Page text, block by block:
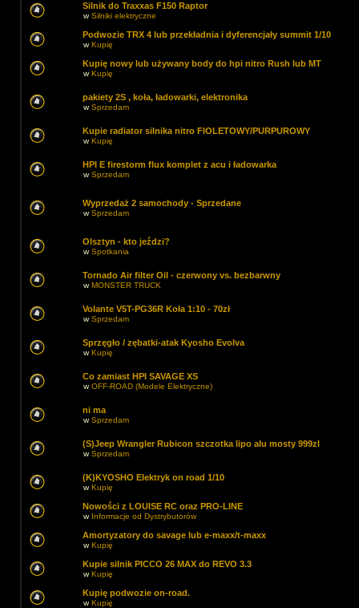
Silnik do Traxxas F150 Raptor
wSilniki elektryczne
Podwozie TRX 4 lub przekładnia i dyferencjały summit 1/10
wKupię
Kupię nowy lub używany body do hpi nitro Rush lub MT
wKupię
pakiety 2S , koła, ładowarki, elektronika
wSprzedam
Kupie radiator silnika nitro FIOLETOWY/PURPUROWY
wKupię
HPI E firestorm flux komplet z acu i ładowarka
wSprzedam
Wyprzedaż 2 samochody - Sprzedane
wSprzedam
Olsztyn - kto jeździ?
wSpotkania
Tornado Air filter Oil - czerwony vs. bezbarwny
wMONSTER TRUCK
Volante V5T-PG36R Koła 1:10 - 70zł
wSprzedam
Sprzęgło / zębatki-atak Kyosho Evolva
wKupię
Co zamiast HPI SAVAGE XS
wOFF-ROAD (Modele Elektryczne)
ni ma
wSprzedam
(S)Jeep Wrangler Rubicon szczotka lipo alu mosty 999zl
wSprzedam
(K)KYOSHO Elektryk on road 1/10
wKupię
Nowości z LOUISE RC oraz PRO-LINE
w Informacje od Dystrybutorów
Amortyzatory do savage lub e-maxx/t-maxx
wKupię
Kupie silnik PICCO 26 MAX do REVO 3.3
wKupię
Kupię podwozie on-road.
wKupię